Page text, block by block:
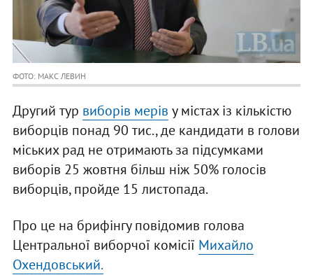
ФОТО: МАКС ЛЕВИН
Другий тур виборів мерів у містах із кількістю
виборців понад 90 тис., де кандидати в голови
міських рад не отримають за підсумками
виборів 25 жовтня більш ніж 50% голосів
виборців, пройде 15 листопада.
Про це на брифінгу повідомив голова
Центральної виборчої комісії Михайло
Охендовський.